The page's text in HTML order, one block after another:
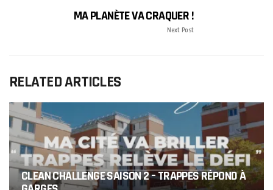
MA PLANÈTE VA CRAQUER !
Next Post
RELATED ARTICLES
CLEAN CHALLENGE SAISON 2 – TRAPPES RÉPOND À